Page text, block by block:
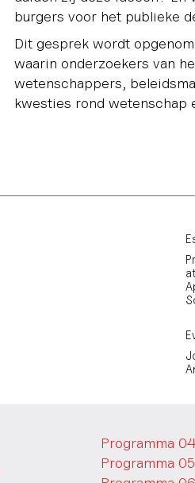
burgers voor het publieke
Dit gesprek wordt
waarin onderzoekers van
wetenschappers,
kwesties rond wetenschap
Programma
Programma